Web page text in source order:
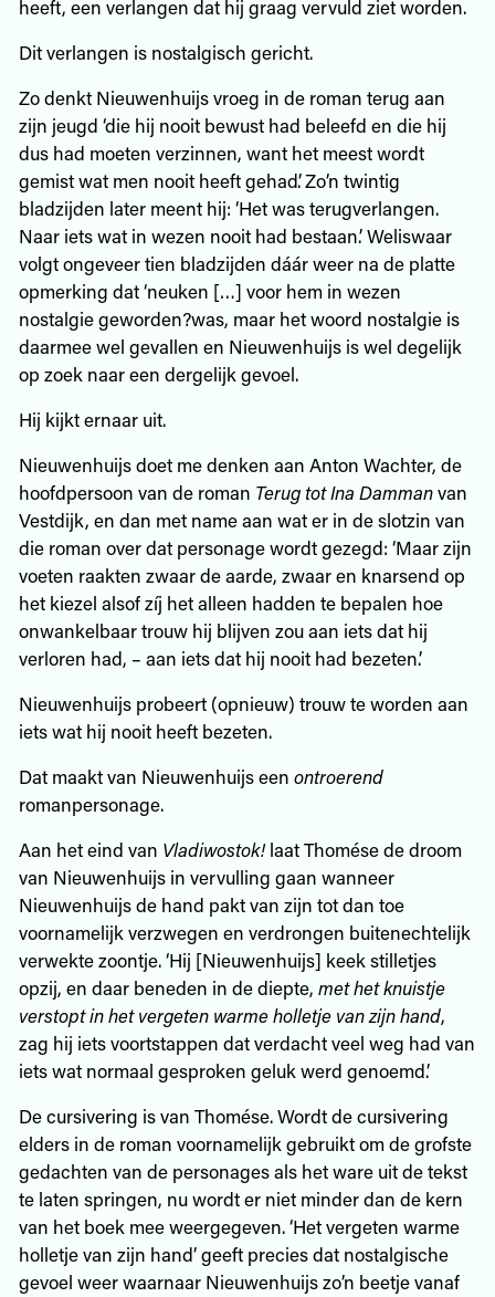
heeft, een verlangen dat hij graag vervuld ziet worden.
Dit verlangen is nostalgisch gericht.
Zo denkt Nieuwenhuijs vroeg in de roman terug aan
zijn jeugd ‘die hij nooit bewust had beleefd en die hij
dus had moeten verzinnen, want het meest wordt
gemist wat men nooit heeft gehad’. Zo’n twintig
bladzijden later meent hij: ‘Het was terugverlangen.
Naar iets wat in wezen nooit had bestaan.’ Weliswaar
volgt ongeveer tien bladzijden dáár weer na de platte
opmerking dat ‘neuken […] voor hem in wezen
nostalgie geworden?was, maar het woord nostalgie is
daarmee wel gevallen en Nieuwenhuijs is wel degelijk
op zoek naar een dergelijk gevoel.
Hij kijkt ernaar uit.
Nieuwenhuijs doet me denken aan Anton Wachter, de
hoofdpersoon van de roman Terug tot Ina Dammanvan
Vestdijk, en dan met name aan wat er in de slotzin van
die roman over dat personage wordt gezegd: ‘Maar zijn
voeten raakten zwaar de aarde, zwaar en knarsend op
het kiezel alsof zíj het alleen hadden te bepalen hoe
onwankelbaar trouw hij blijven zou aan iets dat hij
verloren had, – aan iets dat hij nooit had bezeten.’
Nieuwenhuijs probeert (opnieuw) trouw te worden aan
iets wat hij nooit heeft bezeten.
Dat maakt van Nieuwenhuijs een ontroerend
romanpersonage.
Aan het eind van Vladiwostok!laat Thomése de droom
van Nieuwenhuijs in vervulling gaan wanneer
Nieuwenhuijs de hand pakt van zijn tot dan toe
voornamelijk verzwegen en verdrongen buitenechtelijk
verwekte zoontje. ‘Hij [Nieuwenhuijs] keek stilletjes
opzij, en daar beneden in de diepte, met het knuistje
verstopt in het vergeten warme holletje van zijn hand,
zag hij iets voortstappen dat verdacht veel weg had van
iets wat normaal gesproken geluk werd genoemd.’
De cursivering is van Thomése. Wordt de cursivering
elders in de roman voornamelijk gebruikt om de grofste
gedachten van de personages als het ware uit de tekst
te laten springen, nu wordt er niet minder dan de kern
van het boek mee weergegeven. ‘Het vergeten warme
holletje van zijn hand’ geeft precies dat nostalgische
gevoel weer waarnaar Nieuwenhuijs zo’n beetje vanaf